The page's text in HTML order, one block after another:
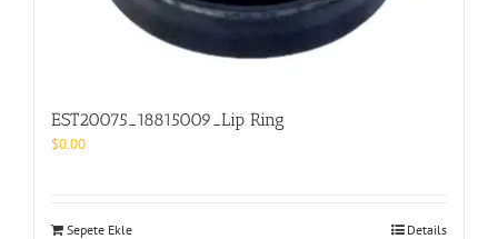
EST20075_18815009_Lip Ring
$0.00
Sepete Ekle Details